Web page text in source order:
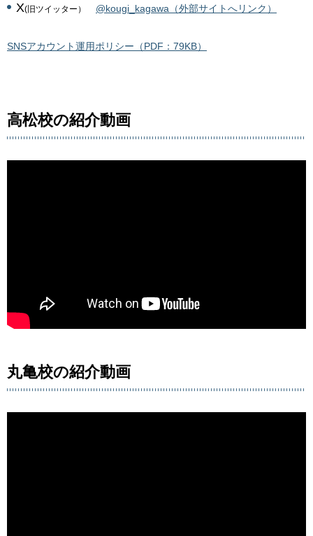
X(旧ツイッター） @kougi_kagawa（外部サイトへリンク）
SNSアカウント運用ポリシー（PDF：79KB）
高松校の紹介動画
丸亀校の紹介動画